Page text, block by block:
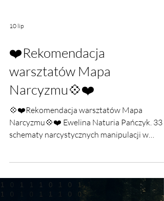
❤️Rekomendacja
warsztatów Mapa
Narcyzmu💠❤️
💠❤️Rekomendacja warsztatów Mapa
Narcyzmu💠❤️ Ewelina Naturia Pańczyk. 33